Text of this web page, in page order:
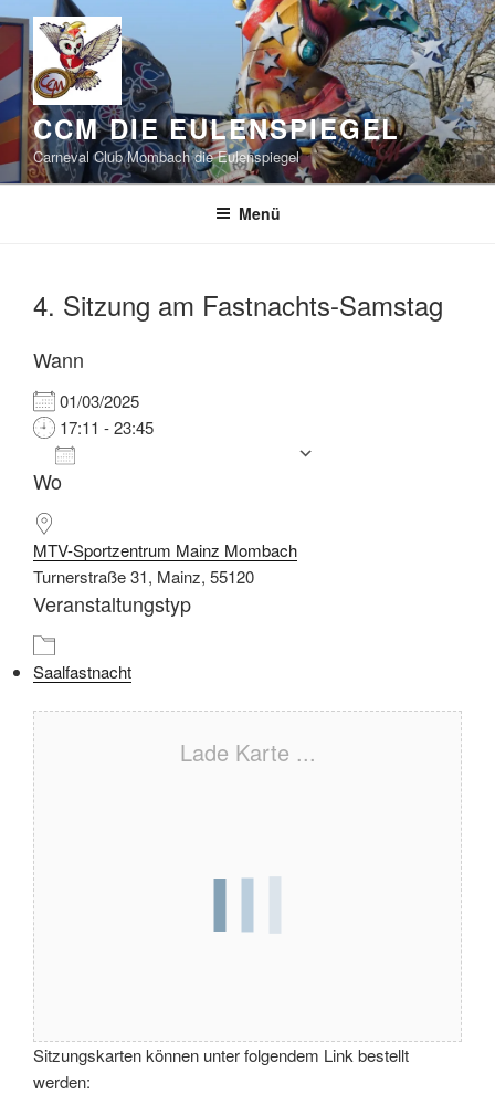
Zum
springen
CCM DIE EULENSPIEGEL
Carneval Club Mombach die Eulenspiegel
Menü
4. Sitzung am Fastnachts-Samstag
Wann
01/03/2025
17:11 - 23:45
Wo
MTV-Sportzentrum Mainz Mombach
Turnerstraße 31, Mainz, 55120
Veranstaltungstyp
Saalfastnacht
Lade Karte ...
Sitzungskarten können unter folgendem Link bestellt
werden: